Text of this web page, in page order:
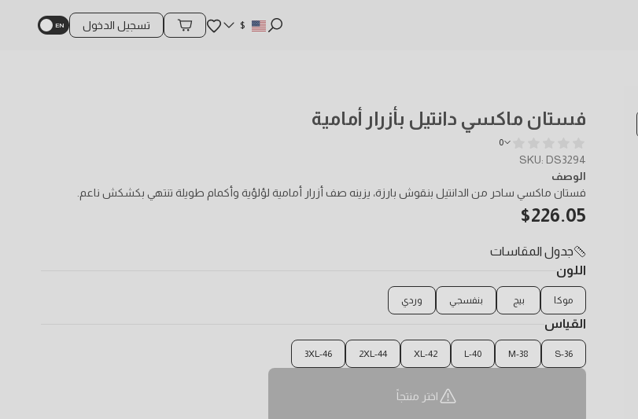
$ المفضلة
محتويات السلة
تسجيل الدخول
فستان ماكسي دانتيل بأزرار أمامية
0
SKU: DS3294
الوصف
فستان ماكسي ساحر من الدانتيل بنقوش بارزة، يزينه صف أزرار أمامية لؤلؤية وأكمام طويلة تنتهي بكشكش ناعم.
226.05
$
جدول المقاسات
اللون
موكا بيج بنفسجي وردي
القياس
S-36
M-38
L-40
XL-42
2XL-44
3XL-46
اختر منتجاً